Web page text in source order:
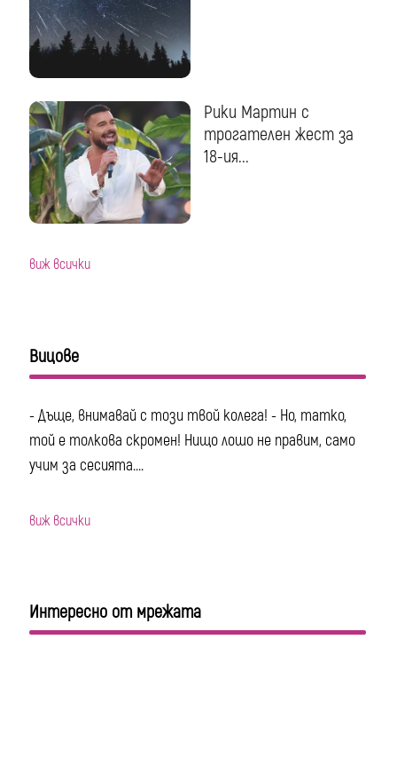
Рики Мартин с
трогателен жест за
18-ия...
виж всички
Вицове
- Дъще, внимавай с този твой колега! - Но, татко,
той е толкова скромен! Нищо лошо не правим, само
учим за сесията....
виж всички
Интересно от мрежата